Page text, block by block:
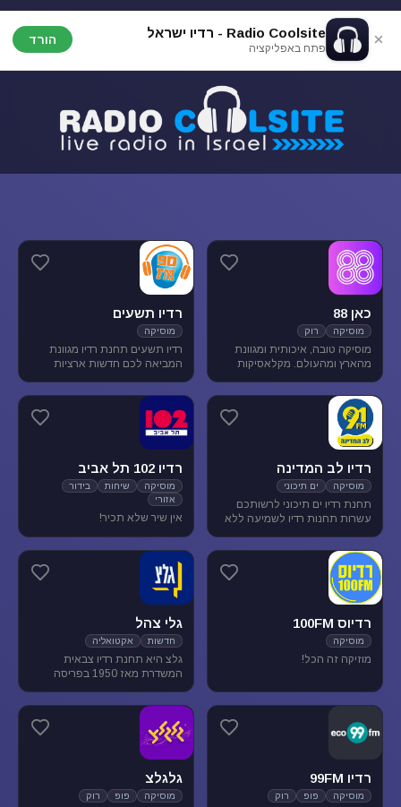
Radio Coolsite - רדיו ישראל
פתח באפליקציה
הורד
כאן 88
מוסיקה רוק
מוסיקה טובה, איכותית ומגוונת
מהארץ ומהעולם. מקלאסיקות
בארץ ובעולם ועד ג'אז, אלטרנטיב,
מוסיקת עולם ובלוז.
רדיו תשעים
מוסיקה
רדיו תשעים תחנת רדיו מגוונת
המביאה לכם חדשות ארציות
ופנאי וכמובן מוסיקה מגוונת
להנאת המאזינים
רדיו לב המדינה
מוסיקה ים תיכוני
תחנת רדיו ים תיכוני לרשותכם
עשרות תחנות רדיו לשמיעה ללא
ים תיכונית, מוסיקה לפי שפות
רדיו 102 תל אביב
מוסיקה שיחות
בידור
אזורי
אין שיר שלא תכיר!
רדיוס 100FM
מוסיקה
מוזיקה זה הכל!
גלי צהל
חדשות אקטואליה
גלצ היא תחנת רדיו צבאית
המשדרת מאז 1950 בפריסה
חדשות, תכניות אקטואליה
ותרבות, מוזיקה ועוד.
רדיו 99FM
מוסיקה פופ רוק
גלגלצ
מוסיקה פופ רוק